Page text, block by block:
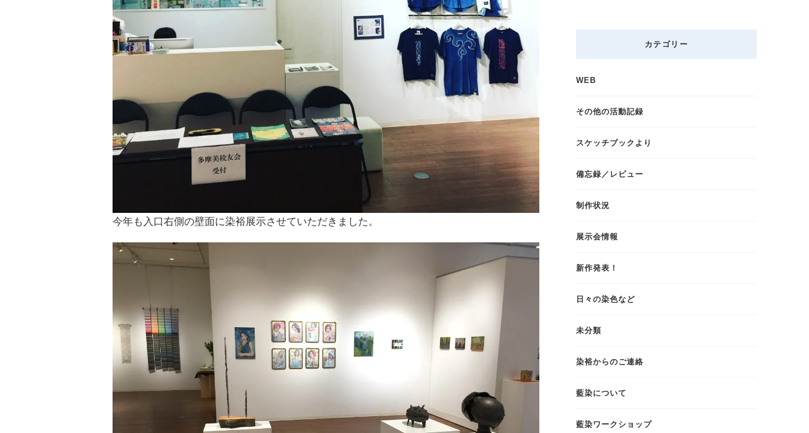
今年も入口右側の壁面に染裕展示させていただきました。
カテゴリー
WEB
その他の活動記録
スケッチブックより
備忘録／レビュー
制作状況
展示会情報
新作発表！
日々の染色など
未分類
染裕からのご連絡
藍染について
藍染ワークショップ